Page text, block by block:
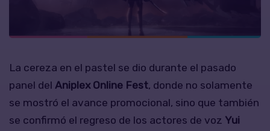
La cereza en el pastel se dio durante el pasado
panel del Aniplex Online Fest, donde no solamente
se mostró el avance promocional, sino que también
se confirmó el regreso de los actores de voz Yui